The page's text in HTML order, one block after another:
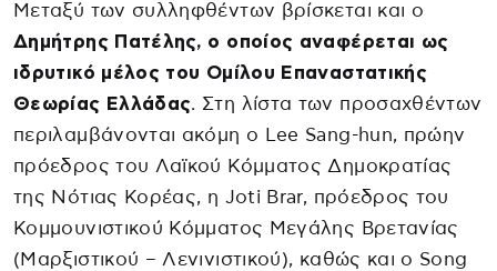
Μεταξύ των συλληφθέντων βρίσκεται και ο
Δημήτρης Πατέλης, ο οποίος αναφέρεται ως
ιδρυτικό μέλος του Ομίλου Επαναστατικής
Θεωρίας Ελλάδας. Στη λίστα των προσαχθέντων
περιλαμβάνονται ακόμη ο Lee Sang-hun, πρώην
πρόεδρος του Λαϊκού Κόμματος Δημοκρατίας
της Νότιας Κορέας, η Joti Brar, πρόεδρος του
Κομμουνιστικού Κόμματος Μεγάλης Βρετανίας
(Μαρξιστικού – Λενινιστικού), καθώς και ο Song